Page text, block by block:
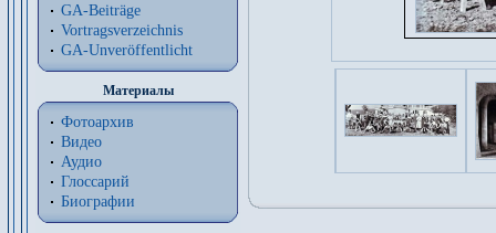
GA-Beiträge
Vortragsverzeichnis
GA-Unveröffentlicht
Материалы
Фотоархив
Видео
Аудио
Глоссарий
Биографии